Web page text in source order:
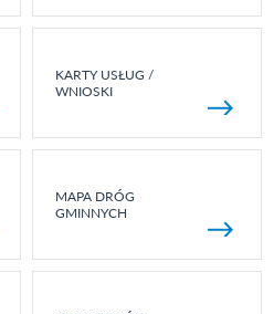
KARTY USŁUG /
WNIOSKI
MAPA DRÓG
GMINNYCH